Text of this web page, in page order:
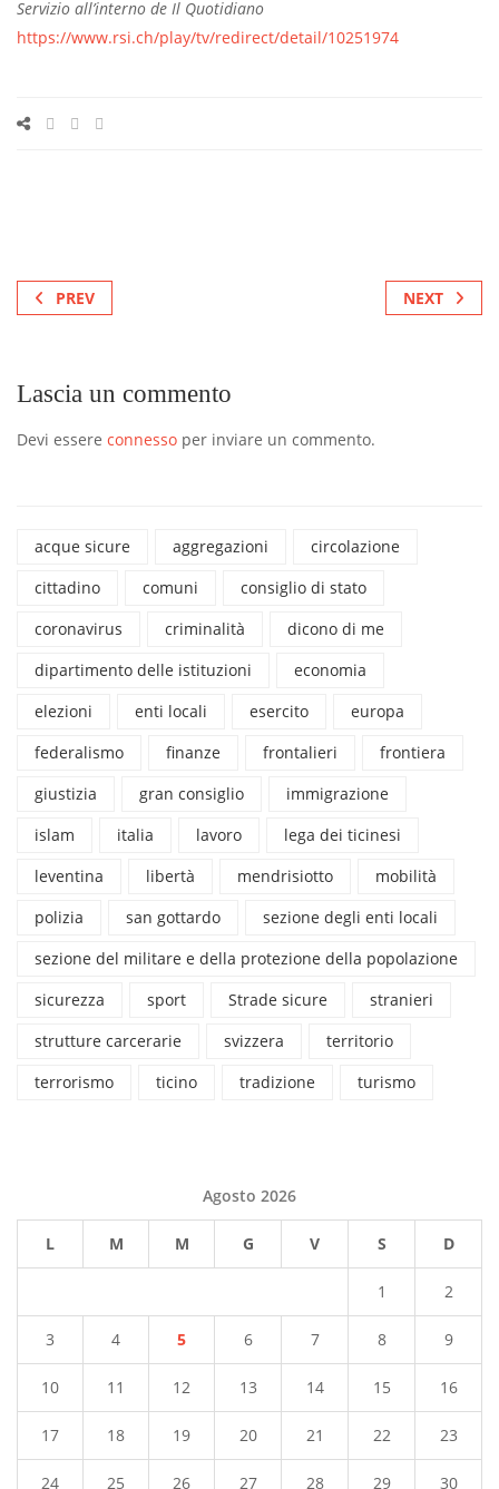
Servizio all’interno de Il Quotidiano
https://www.rsi.ch/play/tv/redirect/detail/10251974
PREV NEXT
Lascia un commento
Devi essere connesso per inviare un commento.
acque sicure aggregazioni
circolazione
cittadino
comuni
consiglio di stato
coronavirus
criminalità
dicono di me
dipartimento delle istituzioni
economia
elezioni
enti locali esercito
europa
federalismo
finanze frontalieri
frontiera
giustizia
gran consiglio
immigrazione
islam
italia lavoro
lega dei ticinesi
leventina
libertà mendrisiotto
mobilità
polizia
san gottardo
sezione degli enti locali
sezione del militare e della protezione della popolazione
sicurezza
sport Strade sicure
stranieri
strutture carcerarie
svizzera
territorio
terrorismo
ticino tradizione turismo
Agosto 2026
L M M G V S D
1 2
3 4 5 6 7 8 9
10 11 12 13 14 15 16
17 18 19 20 21 22 23
24 25 26 27 28 29 30